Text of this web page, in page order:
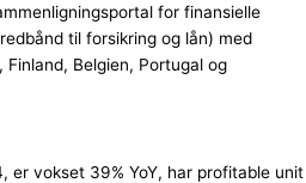
for finansielle
til forsikring og lån) med
Belgien, Portugal og
er vokset 39% YoY, har profitable unit